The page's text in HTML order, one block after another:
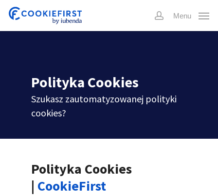
Skip
main
account
Menu
Polityka Cookies
Szukasz zautomatyzowanej polityki
cookies?
Polityka Cookies
| CookieFirst